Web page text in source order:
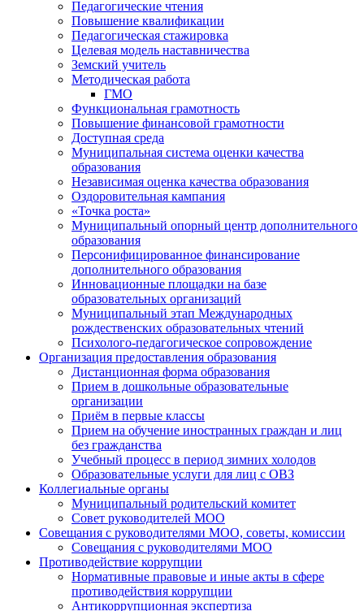
Педагогические чтения
Повышение квалификации
Педагогическая стажировка
Целевая модель наставничества
Земский учитель
Методическая работа
ГМО
Функциональная грамотность
Повышение финансовой грамотности
Доступная среда
Муниципальная система оценки качества
образования
Независимая оценка качества образования
Оздоровительная кампания
«Точка роста»
Муниципальный опорный центр дополнительного
образования
Персонифицированное финансирование
дополнительного образования
Инновационные площадки на базе
образовательных организаций
Муниципальный этап Международных
рождественских образовательных чтений
Психолого-педагогическое сопровождение
Организация предоставления образования
Дистанционная форма образования
Прием в дошкольные образовательные
организации
Приём в первые классы
Прием на обучение иностранных граждан и лиц
без гражданства
Учебный процесс в период зимних холодов
Образовательные услуги для лиц с ОВЗ
Коллегиальные органы
Муниципальный родительский комитет
Совет руководителей МОО
Совещания с руководителями МОО, советы, комиссии
Совещания с руководителями МОО
Противодействие коррупции
Нормативные правовые и иные акты в сфере
противодействия коррупции
Антикоррупционная экспертиза